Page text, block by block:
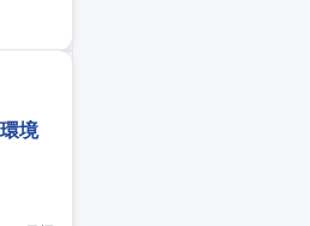
ュラ
実装支
境